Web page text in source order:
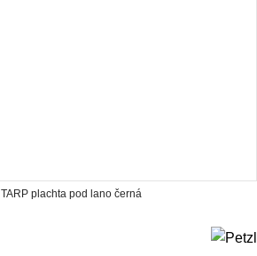
TARP plachta pod lano černá